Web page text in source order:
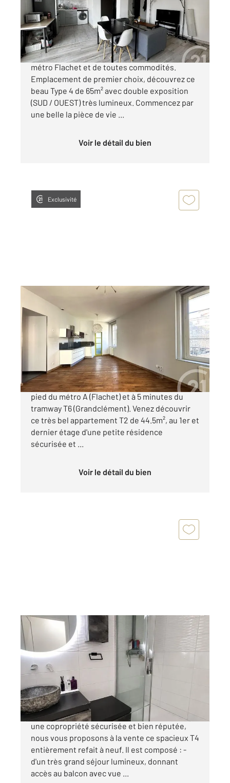
Appartement F4 à vendre
229 000 €
FLACHET - Rare sur le secteur, au pied du
métro Flachet et de toutes commodités.
Emplacement de premier choix, découvrez ce
beau Type 4 de 65m² avec double exposition
(SUD / OUEST) très lumineux. Commencez par
une belle la pièce de vie ...
Voir le détail du bien
Exclusivité
VILLEURBANNE 69
44,54 m2, 2 pièces
Ref : 136141
Appartement T2 à vendre
140 000 €
FLACHET / GRANDCLEMENT A 8 minutes à
pied du métro A (Flachet) et à 5 minutes du
tramway T6 (Grandclément). Venez découvrir
ce très bel appartement T2 de 44.5m², au 1er et
dernier étage d'une petite résidence
sécurisée et ...
Voir le détail du bien
VAULX EN VELIN 69
85 m
, 4 pièces
Ref : 136388
Appartement F4 à vendre
210 000 €
T4 - 85m² - Vaulx-en-Velin Centre Située dans
une copropriété sécurisée et bien réputée,
nous vous proposons à la vente ce spacieux T4
entièrement refait à neuf. Il est composé : -
d'un très grand séjour lumineux, donnant
accès au balcon avec vue ...